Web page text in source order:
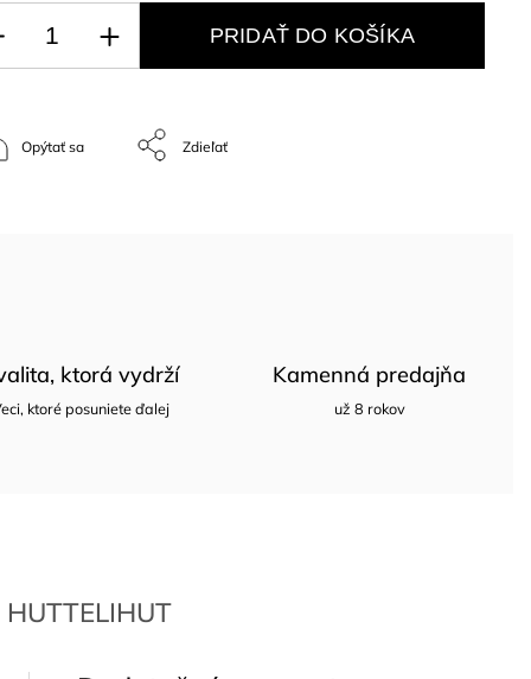
PRIDAŤ DO KOŠÍKA
Opýtať sa Zdieľať
ktorá vydrží
ktoré posuniete ďalej
Kamenná predajňa
už 8 rokov
HUTTELIHUT